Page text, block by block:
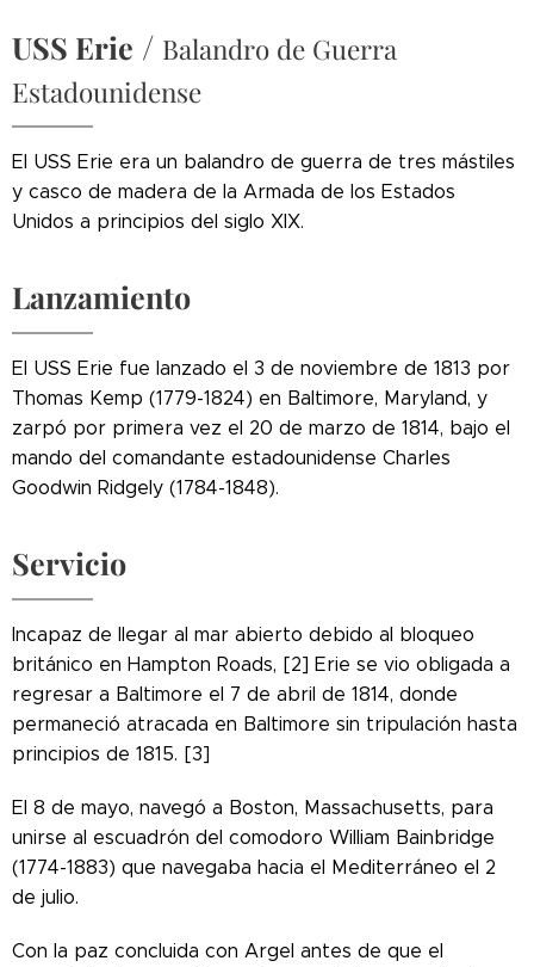
USS Erie / Balandro de Guerra
Estadounidense
El USS Erie era un balandro de guerra de tres mástiles
y casco de madera de la Armada de los Estados
Unidos a principios del siglo XIX.
Lanzamiento
El USS Erie fue lanzado el 3 de noviembre de 1813 por
Thomas Kemp (1779-1824) en Baltimore, Maryland, y
zarpó por primera vez el 20 de marzo de 1814, bajo el
mando del comandante estadounidense Charles
Goodwin Ridgely (1784-1848).
Servicio
Incapaz de llegar al mar abierto debido al bloqueo
británico en Hampton Roads, [2] Erie se vio obligada a
regresar a Baltimore el 7 de abril de 1814, donde
permaneció atracada en Baltimore sin tripulación hasta
principios de 1815. [3]
El 8 de mayo, navegó a Boston, Massachusetts, para
unirse al escuadrón del comodoro William Bainbridge
(1774-1883) que navegaba hacia el Mediterráneo el 2
de julio.
Con la paz concluida con Argel antes de que el